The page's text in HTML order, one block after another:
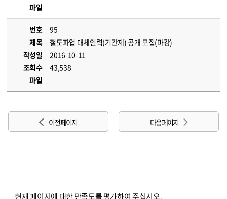
파일
번호
95
제목
철도파업 대체인력(기간제) 공개 모집(마감)
작성일
2016-10-11
조회수
43,538
파일
이전 페이지 다음 페이지
현재 페이지에 대한 만족도를 평가하여 주십시오.